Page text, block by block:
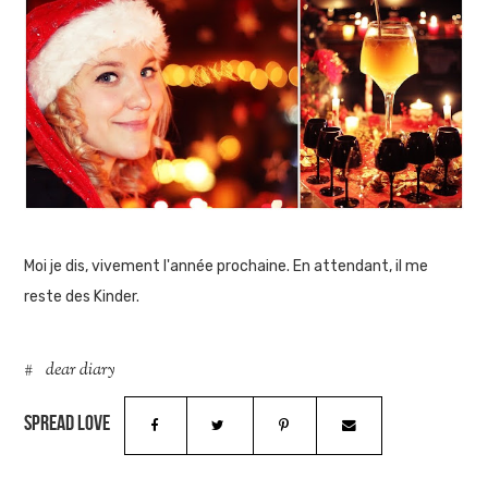
Moi je dis, vivement l'année prochaine. En attendant, il me
reste des Kinder.
dear diary